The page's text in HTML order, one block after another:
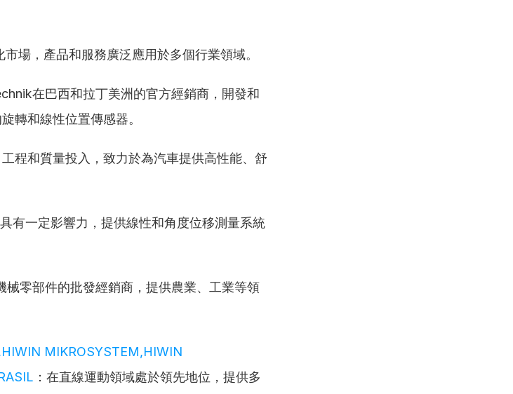
市場，產品和服務廣泛應用於多個行業領域。
在巴西和拉丁美洲的官方經銷商，開發和
轉和線性位置傳感器。
工程和質量投入，致力於為汽車提供高性能、舒
有一定影響力，提供線性和角度位移測量系統
械零部件的批發經銷商，提供農業、工業等領
MIKROSYSTEM,HIWIN
：在直線運動領域處於領先地位，提供多